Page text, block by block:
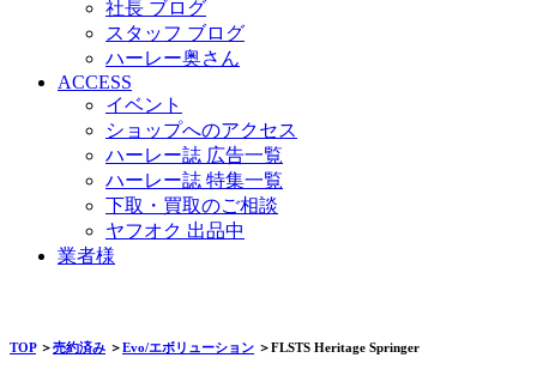
社長 ブログ
スタッフ ブログ
ハーレー奥さん
ACCESS
イベント
ショップへのアクセス
ハーレー誌 広告一覧
ハーレー誌 特集一覧
下取・買取のご相談
ヤフオク 出品中
業者様
TOP＞売約済み ＞Evo/エボリューション ＞FLSTS Heritage Springer